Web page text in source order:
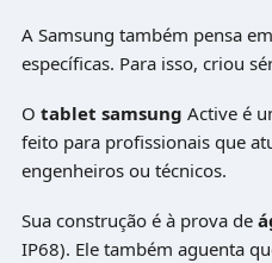
A Samsung também pensa em
específicas. Para isso, criou
O tablet samsung Active é
feito para profissionais que
engenheiros ou técnicos.
Sua construção é à prova de
IP68). Ele também aguenta